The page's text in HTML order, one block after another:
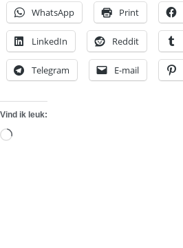
WhatsApp Print
LinkedIn Reddit
Telegram E-mail
Vind ik leuk:
Aan